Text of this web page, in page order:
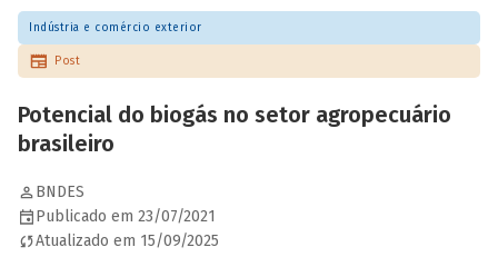
Indústria e comércio exterior
Post
Potencial do biogás no setor agropecuário
brasileiro
BNDES
Publicado em 23/07/2021
Atualizado em 15/09/2025